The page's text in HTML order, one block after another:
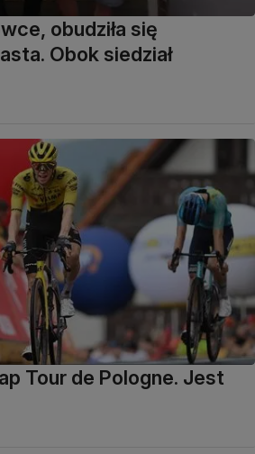
obudziła się
Obok siedział
Tour de Pologne. Jest